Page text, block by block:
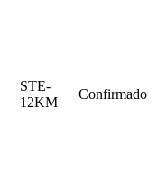
STE-
12KM
Confirmado